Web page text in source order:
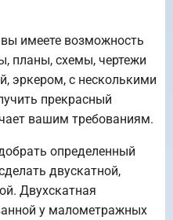
имеете возможность
планы, схемы, чертежи
эркером, с несколькими
прекрасный
вашим требованиям.
определенный
двускатной,
Двухскатная
у малометражных